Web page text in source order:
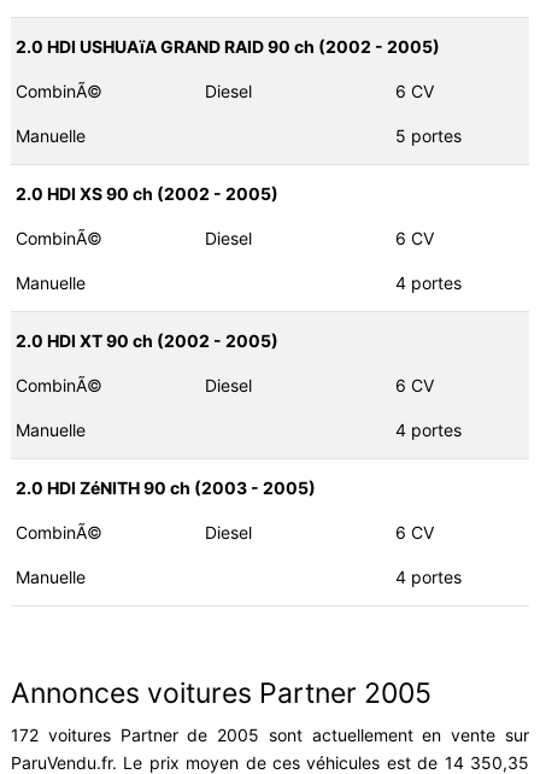
2.0 HDI USHUAïA GRAND RAID 90 ch (2002 - 2005)
CombinÃ© Diesel 6 CV
Manuelle 5 portes
2.0 HDI XS 90 ch (2002 - 2005)
CombinÃ© Diesel 6 CV
Manuelle 4 portes
2.0 HDI XT 90 ch (2002 - 2005)
CombinÃ© Diesel 6 CV
Manuelle 4 portes
2.0 HDI ZéNITH 90 ch (2003 - 2005)
CombinÃ© Diesel 6 CV
Manuelle 4 portes
Annonces voitures Partner 2005
172 voitures Partner de 2005 sont actuellement en vente sur
ParuVendu.fr. Le prix moyen de ces véhicules est de 14 350,35